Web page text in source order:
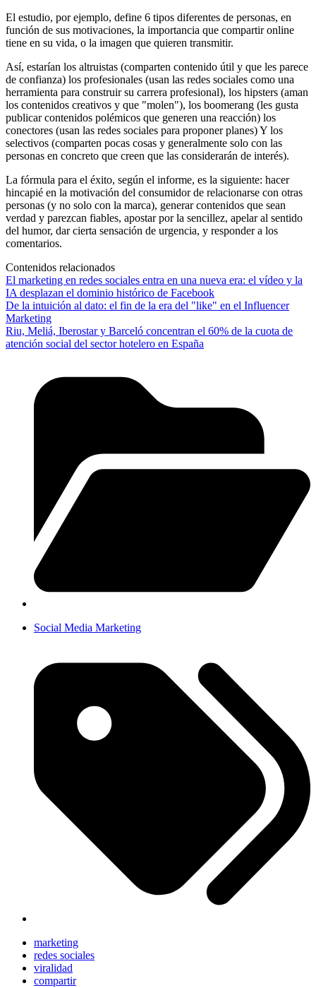
El estudio, por ejemplo, define 6 tipos diferentes de personas, en
función de sus motivaciones, la importancia que compartir online
tiene en su vida, o la imagen que quieren transmitir.
Así, estarían los altruistas (comparten contenido útil y que les parece
de confianza) los profesionales (usan las redes sociales como una
herramienta para construir su carrera profesional), los hipsters (aman
los contenidos creativos y que "molen"), los boomerang (les gusta
publicar contenidos polémicos que generen una reacción) los
conectores (usan las redes sociales para proponer planes) Y los
selectivos (comparten pocas cosas y generalmente solo con las
personas en concreto que creen que las considerarán de interés).
La fórmula para el éxito, según el informe, es la siguiente: hacer
hincapié en la motivación del consumidor de relacionarse con otras
personas (y no solo con la marca), generar contenidos que sean
verdad y parezcan fiables, apostar por la sencillez, apelar al sentido
del humor, dar cierta sensación de urgencia, y responder a los
comentarios.
Contenidos relacionados
El marketing en redes sociales entra en una nueva era: el vídeo y la
IA desplazan el dominio histórico de Facebook
De la intuición al dato: el fin de la era del "like" en el Influencer
Marketing
Riu, Meliá, Iberostar y Barceló concentran el 60% de la cuota de
atención social del sector hotelero en España
Social Media Marketing
marketing
redes sociales
viralidad
compartir